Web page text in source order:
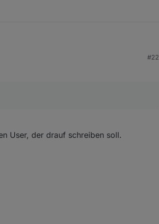
#22
User, der drauf schreiben soll.